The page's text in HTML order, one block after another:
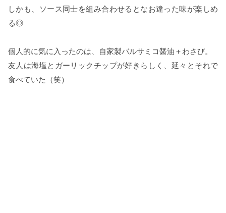
しかも、ソース同士を組み合わせるとなお違った味が楽しめ
る◎
個人的に気に入ったのは、自家製バルサミコ醤油＋わさび。
友人は海塩とガーリックチップが好きらしく、延々とそれで
食べていた（笑）